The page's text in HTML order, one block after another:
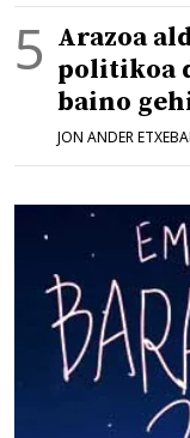
Arazoa
politikoa
baino
JON ANDER